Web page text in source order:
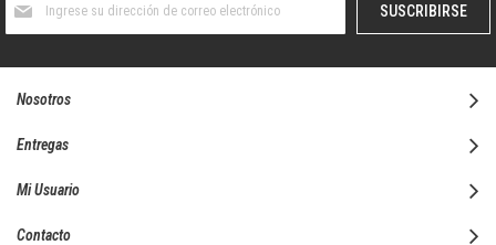
boletín
SUSCRIBIRSE
Nosotros
Entregas
Mi Usuario
Contacto